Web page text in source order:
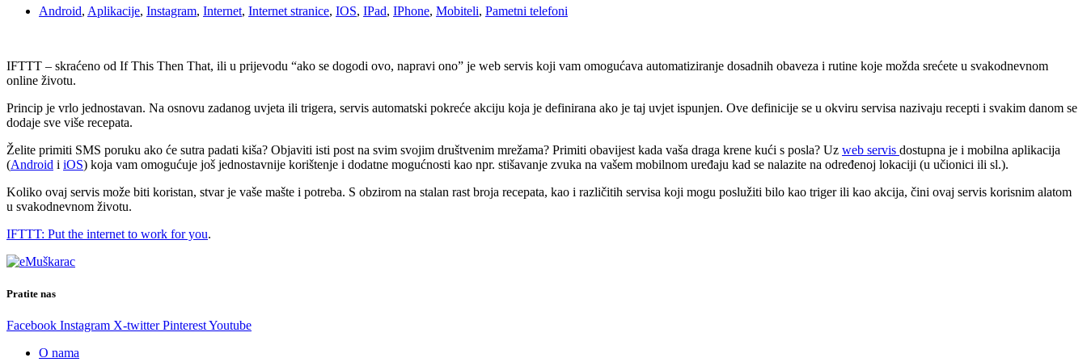
Android, Aplikacije, Instagram, Internet, Internet stranice, IOS, IPad, IPhone, Mobiteli, Pametni telefoni
IFTTT – skraćeno od If This Then That, ili u prijevodu “ako se dogodi ovo, napravi ono” je web servis koji vam omogućava automatiziranje dosadnih obaveza i rutine koje možda srećete u svakodnevnom
online životu.
Princip je vrlo jednostavan. Na osnovu zadanog uvjeta ili trigera, servis automatski pokreće akciju koja je definirana ako je taj uvjet ispunjen. Ove definicije se u okviru servisa nazivaju recepti i svakim danom se
dodaje sve više recepata.
Želite primiti SMS poruku ako će sutra padati kiša? Objaviti isti post na svim svojim društvenim mrežama? Primiti obavijest kada vaša draga krene kući s posla? Uz web servis dostupna je i mobilna aplikacija
(Android i iOS) koja vam omogućuje još jednostavnije korištenje i dodatne mogućnosti kao npr. stišavanje zvuka na vašem mobilnom uređaju kad se nalazite na određenoj lokaciji (u učionici ili sl.).
Koliko ovaj servis može biti koristan, stvar je vaše mašte i potreba. S obzirom na stalan rast broja recepata, kao i različitih servisa koji mogu poslužiti bilo kao triger ili kao akcija, čini ovaj servis korisnim alatom
u svakodnevnom životu.
IFTTT: Put the internet to work for you.
Pratite nas
Facebook Instagram X-twitter PinterestYoutube
O nama